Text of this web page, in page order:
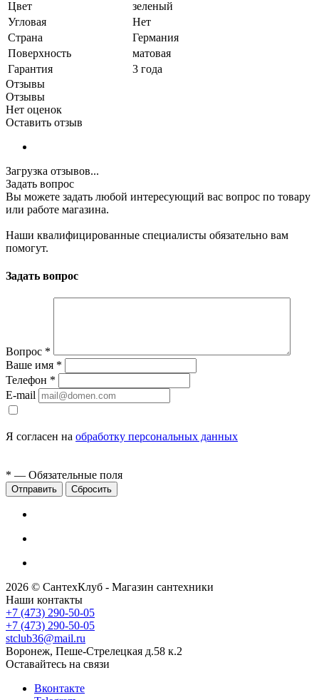
Цвет
зеленый
Угловая
Нет
Страна
Германия
Поверхность
матовая
Гарантия
3 года
Отзывы
Отзывы
Нет оценок
Оставить отзыв
Загрузка отзывов...
Задать вопрос
Вы можете задать любой интересующий вас вопрос по товару
или работе магазина.
Наши квалифицированные специалисты обязательно вам
помогут.
Задать вопрос
Вопрос *
Ваше имя *
Телефон *
E-mail
Я согласен на обработку персональных данных
* — Обязательные поля
Сбросить
2026 © СантехКлуб - Магазин сантехники
Наши контакты
+7 (473) 290-50-05
+7 (473) 290-50-05
stclub36@mail.ru
Воронеж, Пеше-Стрелецкая д.58 к.2
Оставайтесь на связи
Вконтакте